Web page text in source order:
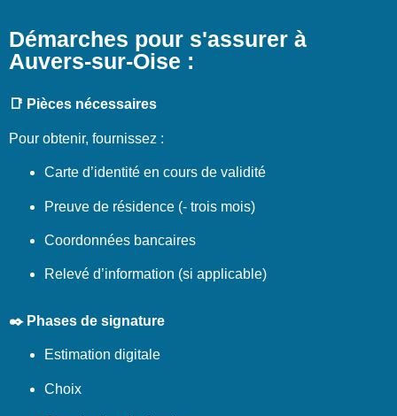
Démarches pour s'assurer à
Auvers-sur-Oise :
📑 Pièces nécessaires
Pour obtenir, fournissez :
Carte d’identité en cours de validité
Preuve de résidence (- trois mois)
Coordonnées bancaires
Relevé d’information (si applicable)
✒️ Phases de signature
Estimation digitale
Choix